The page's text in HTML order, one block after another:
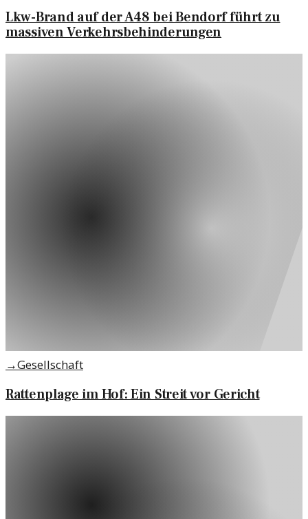
Lkw-Brand auf der A48 bei Bendorf führt zu
massiven Verkehrsbehinderungen
→Gesellschaft
Rattenplage im Hof: Ein Streit vor Gericht